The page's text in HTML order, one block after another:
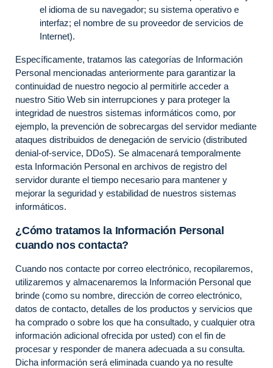
el idioma de su navegador; su sistema operativo e
interfaz; el nombre de su proveedor de servicios de
Internet).
Específicamente, tratamos las categorías de Información
Personal mencionadas anteriormente para garantizar la
continuidad de nuestro negocio al permitirle acceder a
nuestro Sitio Web sin interrupciones y para proteger la
integridad de nuestros sistemas informáticos como, por
ejemplo, la prevención de sobrecargas del servidor mediante
ataques distribuidos de denegación de servicio (distributed
denial-of-service, DDoS). Se almacenará temporalmente
esta Información Personal en archivos de registro del
servidor durante el tiempo necesario para mantener y
mejorar la seguridad y estabilidad de nuestros sistemas
informáticos.
¿Cómo tratamos la Información Personal
cuando nos contacta?
Cuando nos contacte por correo electrónico, recopilaremos,
utilizaremos y almacenaremos la Información Personal que
brinde (como su nombre, dirección de correo electrónico,
datos de contacto, detalles de los productos y servicios que
ha comprado o sobre los que ha consultado, y cualquier otra
información adicional ofrecida por usted) con el fin de
procesar y responder de manera adecuada a su consulta.
Dicha información será eliminada cuando ya no resulte